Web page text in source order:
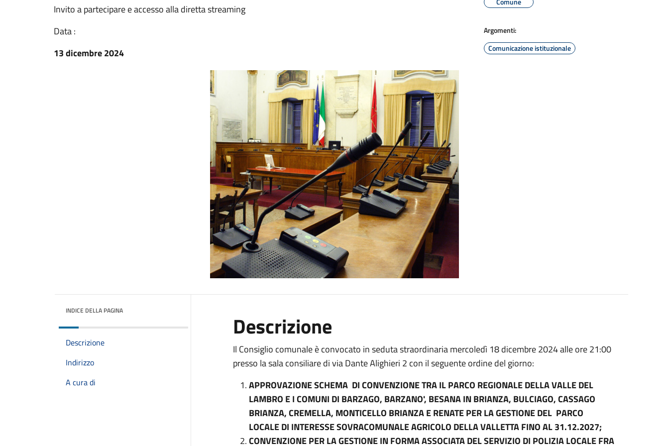
Invito a partecipare e accesso alla diretta streaming
Data :
13 dicembre 2024
Argomenti:
Comunicazione istituzionale
INDICE DELLA PAGINA
Descrizione
Indirizzo
A cura di
Descrizione
Il Consiglio comunale è convocato in seduta straordinaria mercoledì 18 dicembre 2024 alle ore 21:00
presso la sala consiliare di via Dante Alighieri 2 con il seguente ordine del giorno:
APPROVAZIONE SCHEMA DI CONVENZIONE TRA IL PARCO REGIONALE DELLA VALLE DEL
LAMBRO E I COMUNI DI BARZAGO, BARZANO', BESANA IN BRIANZA, BULCIAGO, CASSAGO
BRIANZA, CREMELLA, MONTICELLO BRIANZA E RENATE PER LA GESTIONE DEL PARCO
LOCALE DI INTERESSE SOVRACOMUNALE AGRICOLO DELLA VALLETTA FINO AL 31.12.2027;
CONVENZIONE PER LA GESTIONE IN FORMA ASSOCIATA DEL SERVIZIO DI POLIZIA LOCALE FRA